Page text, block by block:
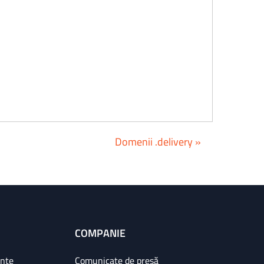
Domenii .delivery »
COMPANIE
Comunicate de presă